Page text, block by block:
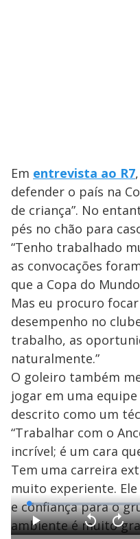
Em entrevista ao R7
defender o país na
de criança”. No
pés no chão para
“Tenho trabalhado
as convocações
que a Copa do
Mas eu procuro
desempenho no
trabalho, as
naturalmente.”
O goleiro também
jogar em uma
descrito como um
“Trabalhar com o
incrível; é um cara
Tem uma carreira
muito experiente.
e confiança para o
ambiente é muito
P V A
L
o
a
d
e